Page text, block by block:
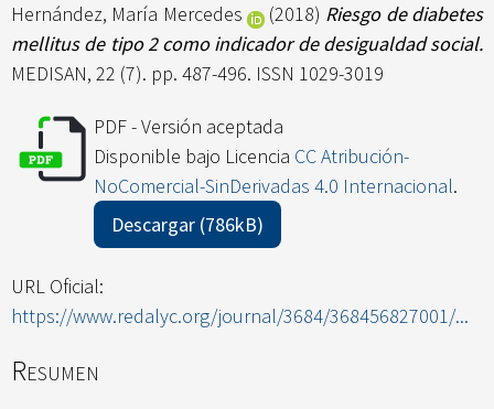
Hernández, María Mercedes
(2018) Riesgo de diabetes
mellitus de tipo 2 como indicador de desigualdad social.
MEDISAN, 22 (7). pp. 487-496. ISSN 1029-3019
PDF - Versión aceptada
Disponible bajo Licencia CC Atribución-
NoComercial-SinDerivadas 4.0 Internacional.
Descargar (786kB)
URL Oficial:
https://www.redalyc.org/journal/3684/368456827001/...
Resumen